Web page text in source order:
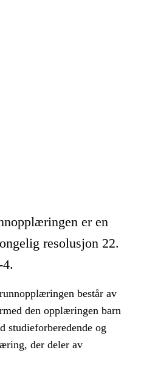
er en
resolusjon 22.
består av
den opplæringen barn
studieforberedende og
der deler av